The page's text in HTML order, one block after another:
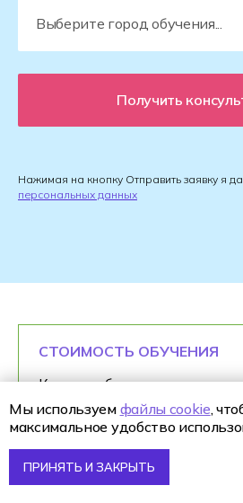
Получить
Нажимая на кнопку Отправить заявку я
персональных данных
СТОИМОСТЬ ОБУЧЕНИЯ
Когда выбираешь колледж,
стоимости всё равно
первых — и это нормально.
смотреть на оплату не как
которые ушли», а как на
профессию и будущий
Мы используем файлы cookie,
максимальное удобство
ПРИНЯТЬ И ЗАКРЫТЬ